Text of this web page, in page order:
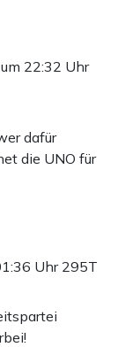
22:32 Uhr
dafür
die UNO für
Uhr 295T